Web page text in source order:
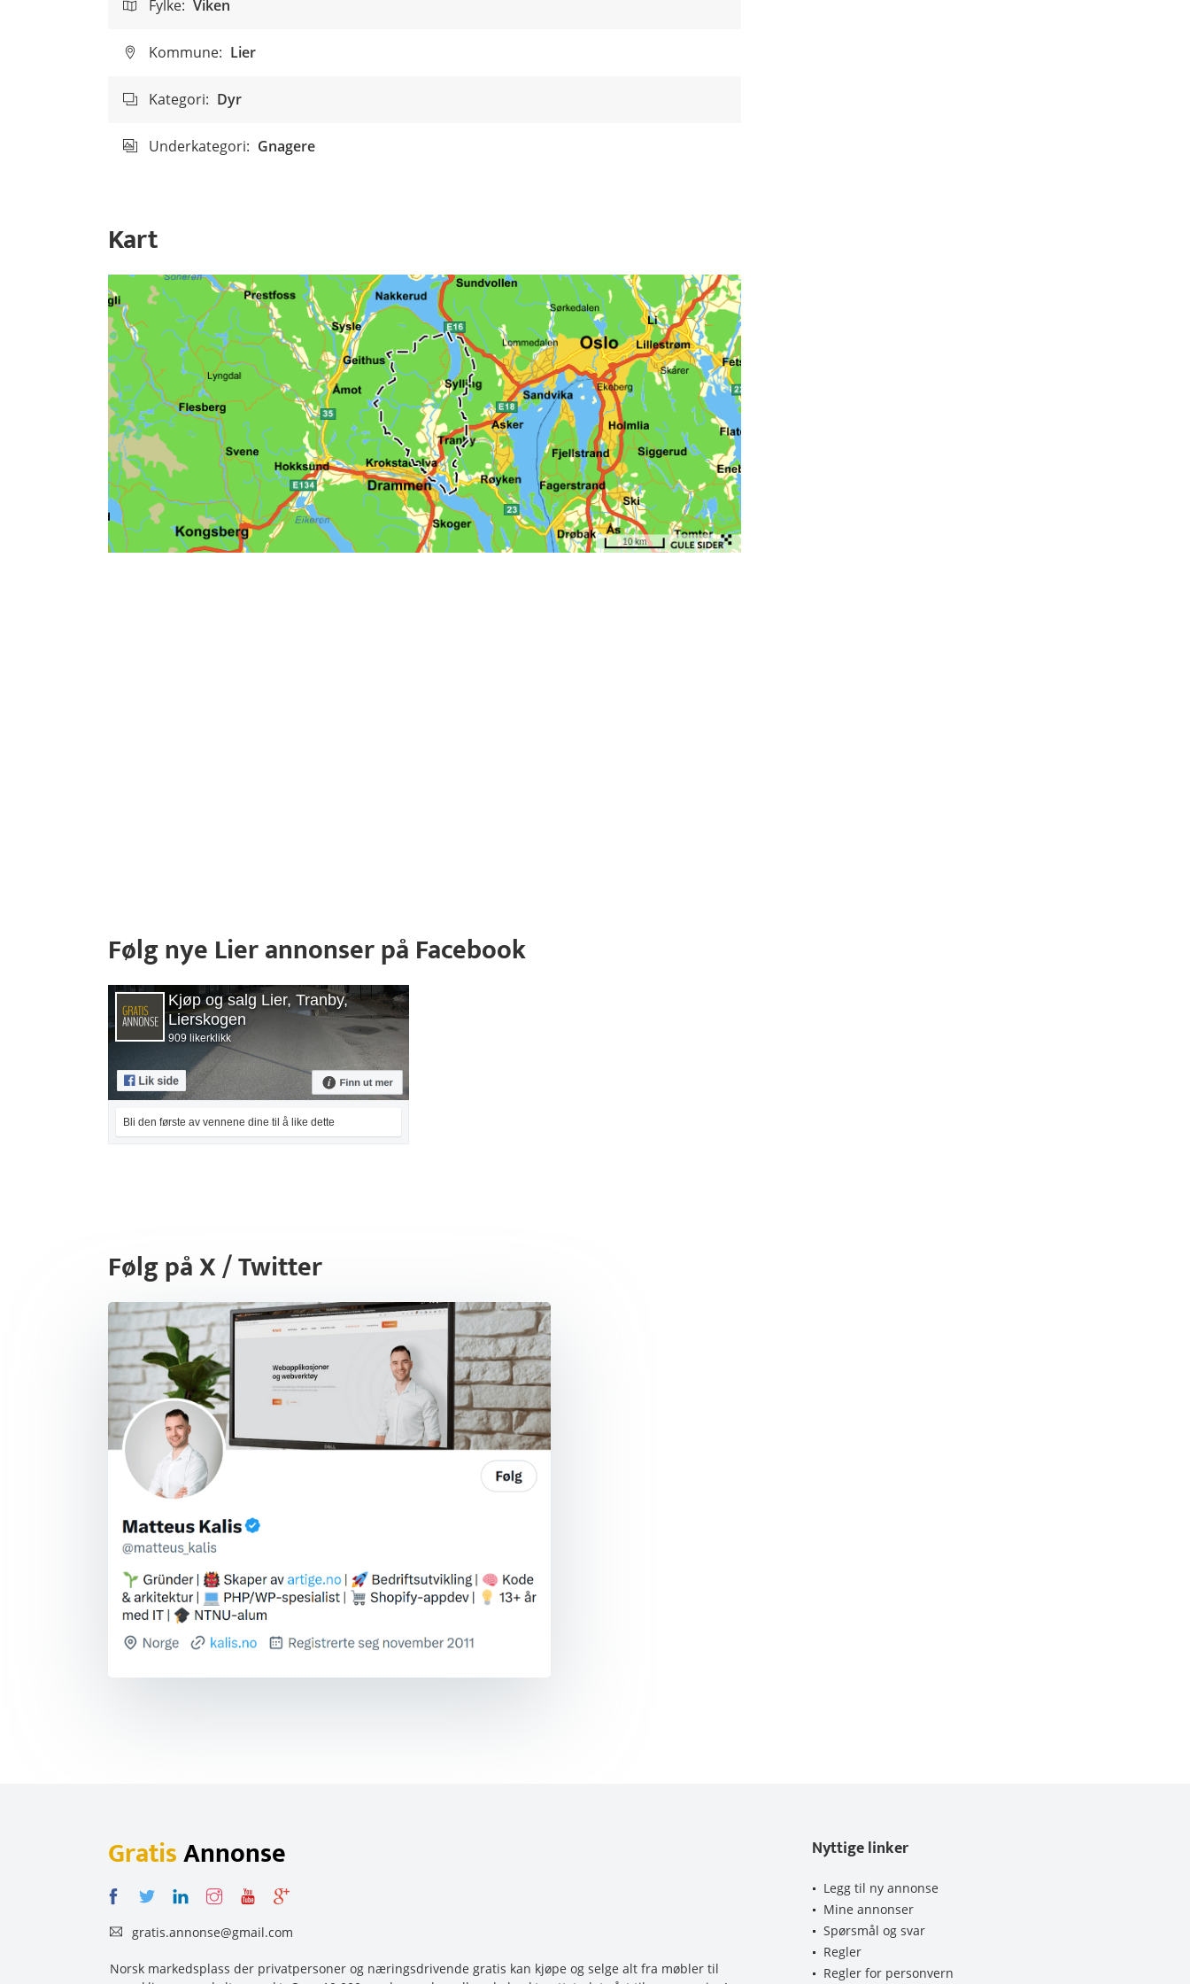
Fylke: Viken
Kommune: Lier
Kategori: Dyr
Underkategori: Gnagere
Kart
Følg nye Lier annonser på Facebook
Kjøp og salg Lier, Tranby,
Lierskogen
909 likerklikk
Bli den første av vennene dine til å like dette
Følg på X / Twitter
GratisAnnonse
gratis.annonse@gmail.com
Norsk markedsplass der privatpersoner og næringsdrivende gratis kan kjøpe og selge alt fra møbler til
Nyttige linker
Legg til ny annonse
Mine annonser
Spørsmål og svar
Regler
Regler for personvern